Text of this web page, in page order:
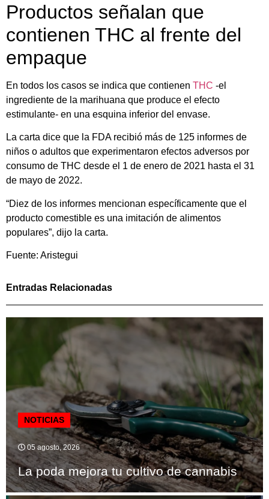
Productos señalan que
contienen THC al frente del
empaque
En todos los casos se indica que contienen THC -el
ingrediente de la marihuana que produce el efecto
estimulante- en una esquina inferior del envase.
La carta dice que la FDA recibió más de 125 informes de
niños o adultos que experimentaron efectos adversos por
consumo de THC desde el 1 de enero de 2021 hasta el 31
de mayo de 2022.
“Diez de los informes mencionan específicamente que el
producto comestible es una imitación de alimentos
populares”, dijo la carta.
Fuente: Aristegui
Entradas Relacionadas
NOTICIAS
05 agosto, 2026
La poda mejora tu cultivo de cannabis